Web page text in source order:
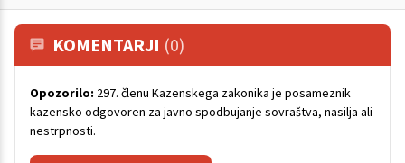
KOMENTARJI (0)
Opozorilo: 297. členu Kazenskega zakonika je posameznik
kazensko odgovoren za javno spodbujanje sovraštva, nasilja ali
nestrpnosti.